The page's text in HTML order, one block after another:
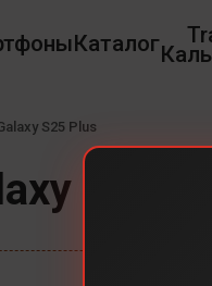
Каталог
S25 Plus
S25